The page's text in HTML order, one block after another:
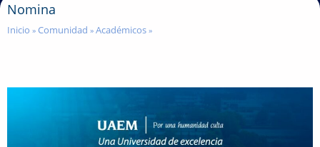
Nomina
Inicio » Comunidad » Académicos »